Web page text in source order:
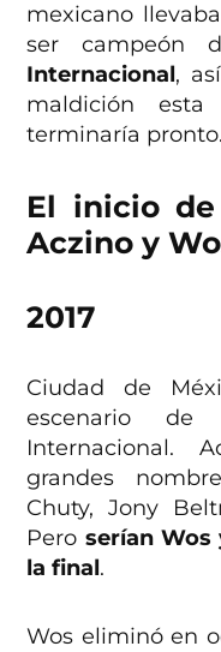
mexicano
ser campeón
Internacional,
maldición esta
terminaría pronto.
El inicio
Aczino y
2017
Ciudad de
escenario
Internacional.
grandes
Chuty, Jony
Pero serían Wos
la final.
Wos eliminó en